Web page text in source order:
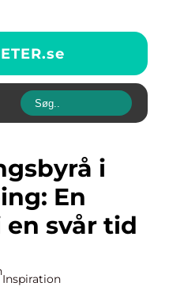
se
En
svår tid
Inspiration